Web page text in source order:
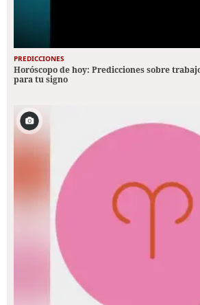
PREDICCIONES
Horóscopo de hoy: Predicciones sobre
para tu signo